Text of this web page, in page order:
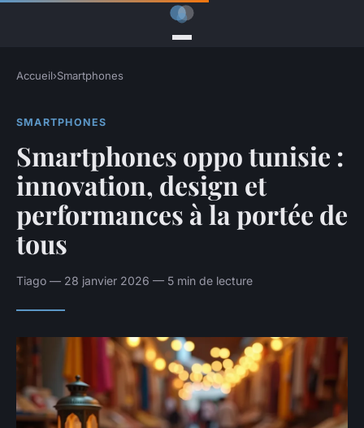
Accueil›Smartphones
SMARTPHONES
Smartphones oppo tunisie :
innovation, design et
performances à la portée de
tous
Tiago — 28 janvier 2026 — 5 min de lecture